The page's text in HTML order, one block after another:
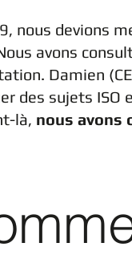
nous devions
avons
Damien
des sujets ISO
là, nous avons